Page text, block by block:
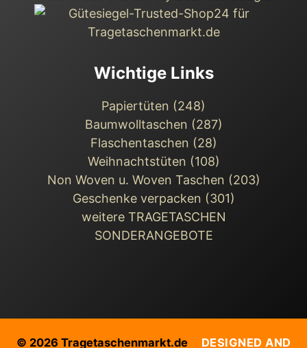
Wichtige Links
Papiertüten (248)
Baumwolltaschen (287)
Flaschentaschen (28)
Weihnachts­tüten (108)
Non Woven u. Woven Taschen (203)
Geschenke verpacken (301)
weitere TRAGETASCHEN
SONDERANGEBOTE
© 2026 Tragetaschenmarkt.de DESIGNED AND